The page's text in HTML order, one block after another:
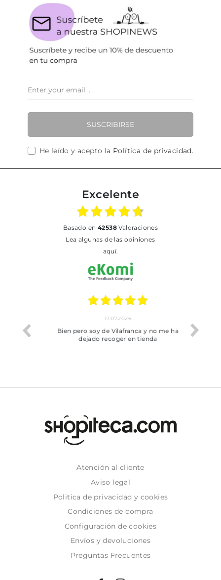
SUSCRIBIRSE
He leído y acepto la Política de privacidad.
Excelente
basado en 42538Valoraciones
Lea algunas de las opiniones
aquí.
trobat
17.07.2026
Bien pero soy de Vilafranca y no me ha
dejado recoger en tienda
Atención al cliente
Aviso legal
Politica de privacidad y cookies
Condiciones de compra
Configuración de cookies
Envíos y devoluciones
Preguntas Frecuentes